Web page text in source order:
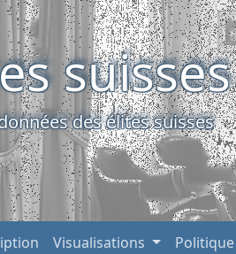
suisses
des élites suisses
Visualisations